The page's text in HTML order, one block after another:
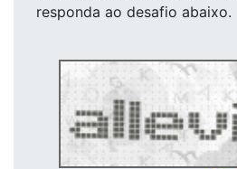
responda ao desafio abaixo.